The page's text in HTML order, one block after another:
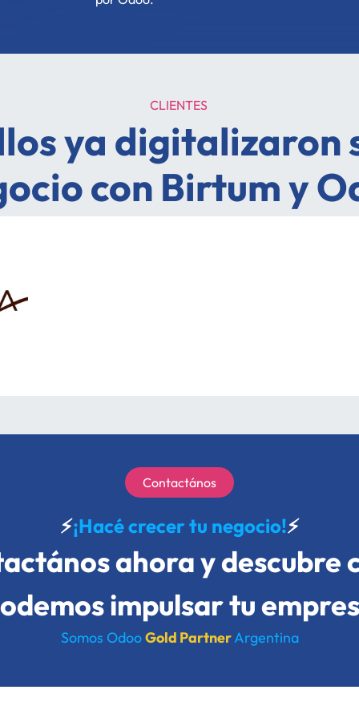
CLIENTES
ya digitalizaron
con Birtum y
Contactános
⚡️¡Hacé crecer tu negocio!⚡️
ahora y descubre
impulsar tu
Somos OdooGold PartnerArgentina